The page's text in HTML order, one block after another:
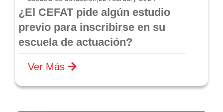
¿El CEFAT pide algún estudio
previo para inscribirse en su
escuela de actuación?
Ver Más